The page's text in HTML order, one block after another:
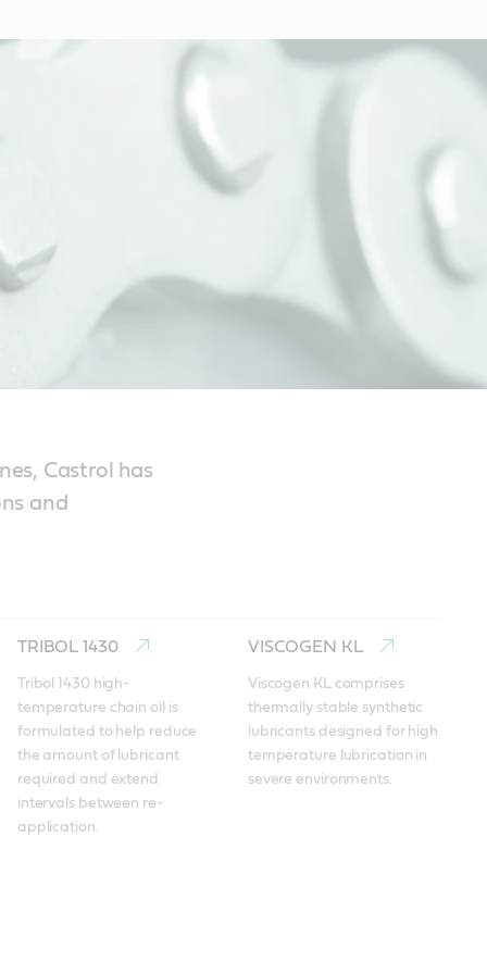
Castrol has
and
TRIBOL 1430
Tribol 1430 high-
temperature chain oil is
formulated to help reduce
the amount of lubricant
required and extend
intervals between re-
application.
VISCOGEN KL
Viscogen KL comprises
thermally stable synthetic
lubricants designed for high
temperature lubrication in
severe environments.